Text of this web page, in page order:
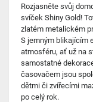
Rozjasněte svůj
svíček Shiny Gold!
zlatém metalickém
S jemným blikajícím
atmosféru, ať už na
samostatné
časovačem jsou
dětmi či zvířecími
po celý rok.